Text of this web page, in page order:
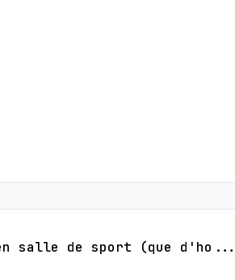
salle de sport (que d'ho...